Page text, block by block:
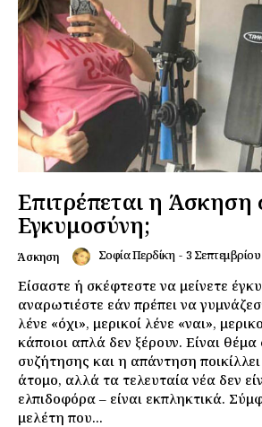
Επιτρέπεται η Άσκηση
Εγκυμοσύνη;
Άσκηση Σοφία Περδίκη - 3
Είσαστε ή σκέφτεστε να μείνετε
αναρωτιέστε εάν πρέπει να
λένε «όχι», μερικοί λένε «ναι»,
κάποιοι απλά δεν ξέρουν. Είναι
συζήτησης και η απάντηση
άτομο, αλλά τα τελευταία νέα δεν
ελπιδοφόρα – είναι εκπληκτικά. Σύμφωνα με μια νέα
μελέτη που...